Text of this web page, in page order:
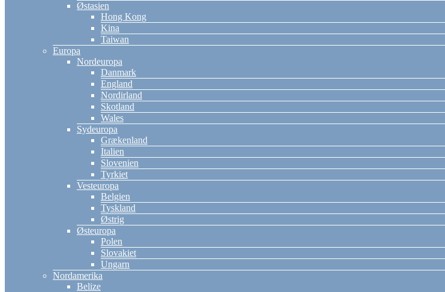
Østasien
Hong Kong
Kina
Taiwan
Europa
Nordeuropa
Danmark
England
Nordirland
Skotland
Wales
Sydeuropa
Grækenland
Italien
Slovenien
Tyrkiet
Vesteuropa
Belgien
Tyskland
Østrig
Østeuropa
Polen
Slovakiet
Ungarn
Nordamerika
Belize